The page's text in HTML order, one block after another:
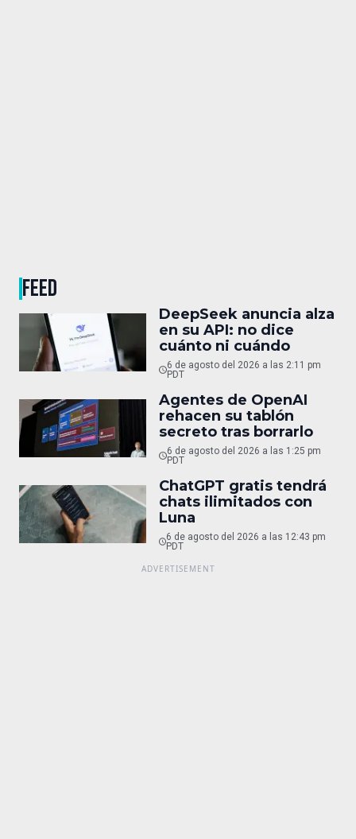
FEED
DeepSeek anuncia alza
en su API: no dice
cuánto ni cuándo
6 de agosto del 2026 a las 2:11 pm
PDT
Agentes de OpenAI
rehacen su tablón
secreto tras borrarlo
6 de agosto del 2026 a las 1:25 pm
PDT
ChatGPT gratis tendrá
chats ilimitados con
Luna
6 de agosto del 2026 a las 12:43 pm
PDT